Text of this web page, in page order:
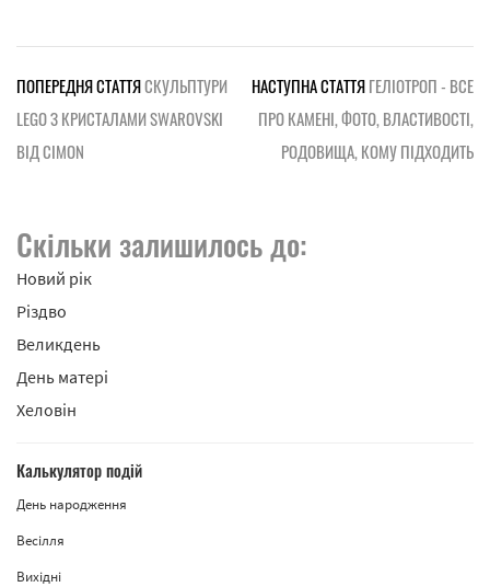
ПОПЕРЕДНЯ СТАТТЯСКУЛЬПТУРИ
LEGO З КРИСТАЛАМИ SWAROVSKI
ВІД CIMON
НАСТУПНА СТАТТЯГЕЛІОТРОП - ВСЕ
ПРО КАМЕНІ, ФОТО, ВЛАСТИВОСТІ,
РОДОВИЩА, КОМУ ПІДХОДИТЬ
Скільки залишилось до:
Новий рік
Різдво
Великдень
День матері
Хеловін
Калькулятор подій
День народження
Весілля
Вихідні